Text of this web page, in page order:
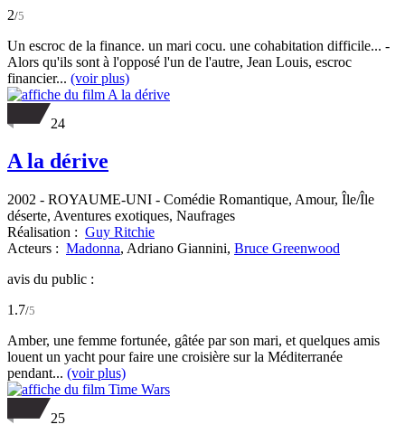
2/5
Un escroc de la finance. un mari cocu. une cohabitation difficile... -
Alors qu'ils sont à l'opposé l'un de l'autre, Jean Louis, escroc
financier... (voir plus)
24
A la dérive
2002 - ROYAUME-UNI - Comédie Romantique, Amour, Île/Île
déserte, Aventures exotiques, Naufrages
Réalisation : Guy Ritchie
Acteurs : Madonna, Adriano Giannini, Bruce Greenwood
avis du public :
1.7/5
Amber, une femme fortunée, gâtée par son mari, et quelques amis
louent un yacht pour faire une croisière sur la Méditerranée
pendant... (voir plus)
25